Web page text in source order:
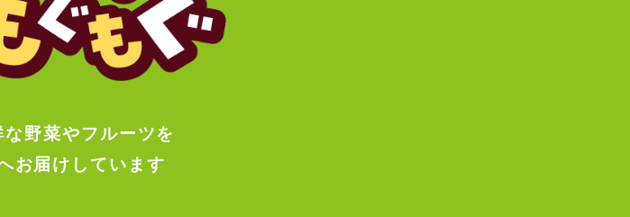
野菜やフルーツを
お届けしています